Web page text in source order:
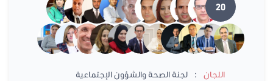
20
اللجان : لجنة الصحة والشؤون الإجتماعية